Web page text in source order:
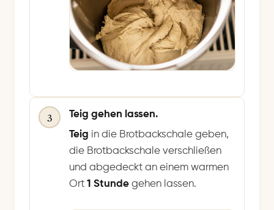
3
Teig gehen lassen.
Teig in die Brotbackschale geben,
die Brotbackschale verschließen
und abgedeckt an einem warmen
Ort 1 Stunde gehen lassen.